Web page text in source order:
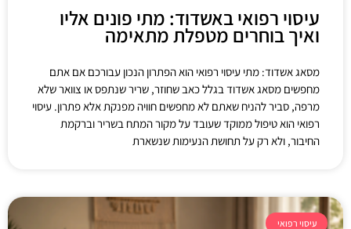
עיסוי רפואי באשדוד: מתי פונים אליו
ואיך בוחרים מטפלת מתאימה
מסאג אשדוד: מתי עיסוי רפואי הוא הפתרון הנכון עבורכם אם אתם
מחפשים מסאג אשדוד בגלל כאב שחוזר, שריר שנתפס או צוואר שלא
מרפה, סביר להניח שאתם לא מחפשים חוויה מפנקת אלא פתרון. עיסוי
רפואי הוא טיפול ממוקד שעובד על מקור המתח בשריר וברקמת
החיבור, ולא רק על תחושת הנעימות שנשארת
עיסוי רפואי